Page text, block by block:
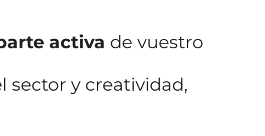
activa de vuestro
sector y creatividad,